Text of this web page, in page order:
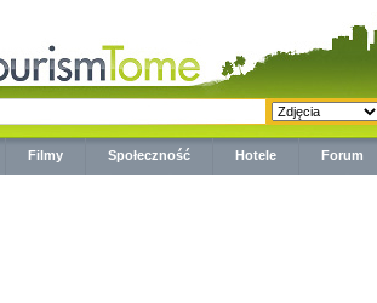
Filmy Społeczność Hotele Forum